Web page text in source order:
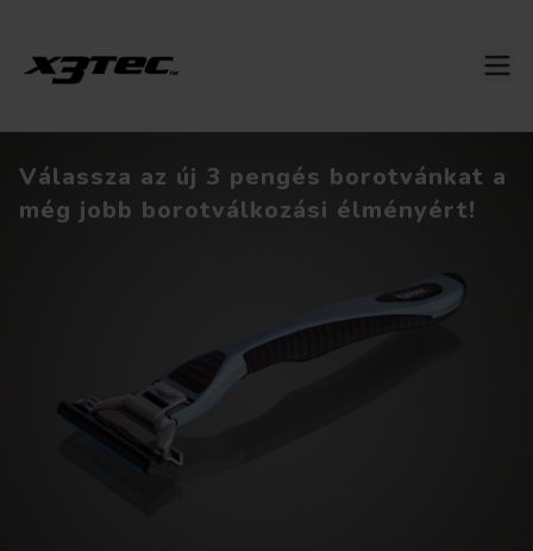
Válassza az új 3 pengés borotvánkat a
még jobb borotválkozási élményért!